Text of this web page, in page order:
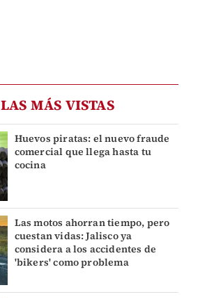
LAS MÁS VISTAS
Huevos piratas: el nuevo fraude
comercial que llega hasta tu
cocina
Las motos ahorran tiempo, pero
cuestan vidas: Jalisco ya
considera a los accidentes de
'bikers' como problema